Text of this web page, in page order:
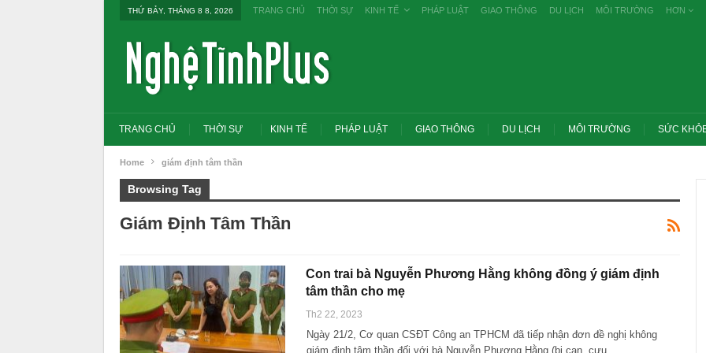
THỨ BẢY, THÁNG 8 8, 2026 TRANG CHỦ THỜI SỰ KINH TẾ PHÁP LUẬT GIAO THÔNG DU LỊCH MÔI TRƯỜNG HƠN
TRANG CHỦ THỜI SỰ KINH TẾ PHÁP LUẬT GIAO THÔNG DU LỊCH MÔI TRƯỜNG SỨC
Home giám định tâm thần
Browsing Tag
Giám Định Tâm Thần
Con trai bà Nguyễn Phương Hằng không đồng ý giám định
tâm thần cho mẹ
Th2 22, 2023
Ngày 21/2, Cơ quan CSĐT Công an TPHCM đã tiếp nhận đơn đề nghị không
giám định tâm thần đối với bà Nguyễn Phương Hằng (bị can, cựu…
Tổng Bí thư, Chủ tịch nước yêu cầu thay
đổi tư duy bằng cấp sang nghề nghiệp
Thủ tướng: Xử lý nghiêm các vụ tiêu cực
thi THPT, công bố công khai